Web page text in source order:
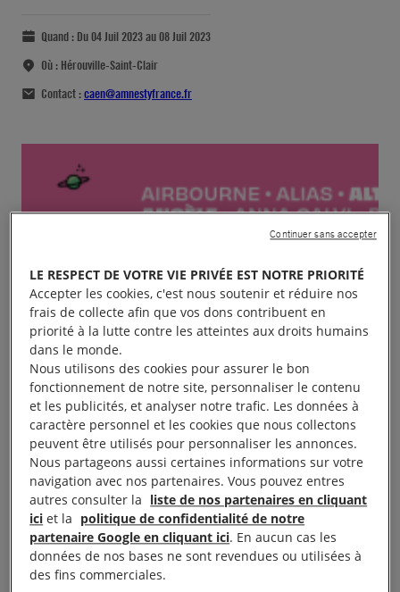
Quand : Du 04 Juil 2023 au 08 Juil 2023
Où : Hérouville-Saint-Clair
Contact :caen@amnestyfrance.fr
Amnesty International tiendra un stand dans le
LE RESPECT DE VOTRE VIE PRIVÉE EST NOTRE PRIORITÉ
Accepter les cookies, c'est nous soutenir et réduire nos
frais de collecte afin que vos dons contribuent en
priorité à la lutte contre les atteintes aux droits humains
dans le monde.
Nous utilisons des cookies pour assurer le bon
fonctionnement de notre site, personnaliser le contenu
et les publicités, et analyser notre trafic. Les données à
caractère personnel et les cookies que nous collectons
peuvent être utilisés pour personnaliser les annonces.
Nous partageons aussi certaines informations sur votre
navigation avec nos partenaires. Vous pouvez entres
autres consulter la liste de nos partenaires en cliquant
ici et la politique de confidentialité de notre
partenaire Google en cliquant ici. En aucun cas les
données de nos bases ne sont revendues ou utilisées à
des fins commerciales.
Continuer sans accepter